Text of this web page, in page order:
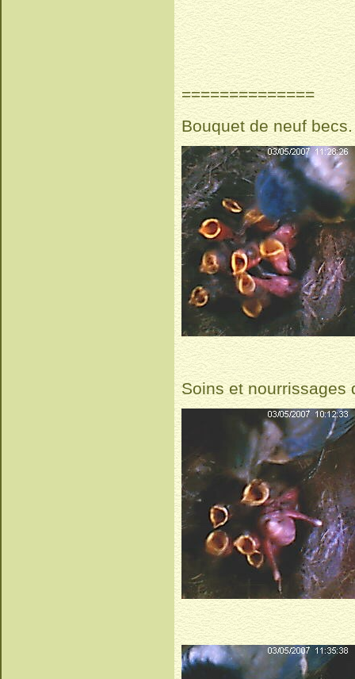
==============
Bouquet de neuf becs.
Soins et nourrissages